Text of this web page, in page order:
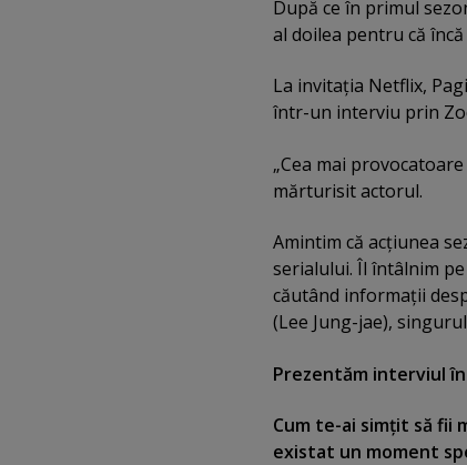
După ce în primul
al doilea pentru că
La invitaţia Netflix,
într-un interviu prin
„Cea mai
mărturisit actorul.
Amintim că acţiunea
serialului. Îl întâlnim
căutând informaţii
(Lee Jung-jae),
Prezentăm interviul
Cum te-ai simţit să fii
existat un moment